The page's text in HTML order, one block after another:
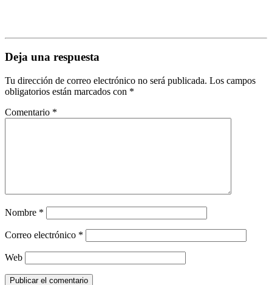
Deja una respuesta
Tu dirección de correo electrónico no será publicada. Los campos
obligatorios están marcados con *
Comentario *
Nombre *
Correo electrónico *
Web